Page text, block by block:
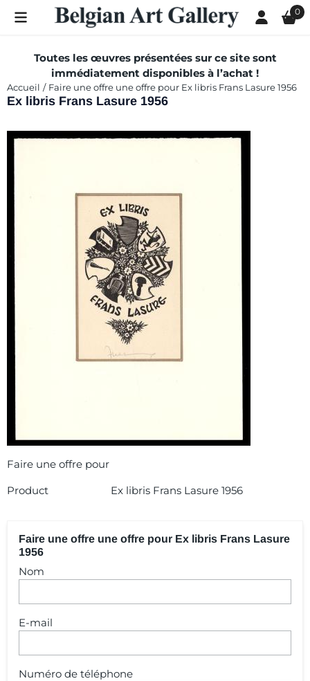
Les préférences de cookies sont actuellement fermées. 0
Toutes les œuvres présentées sur ce site sont
immédiatement disponibles à l’achat !
Accueil / Faire une offre une offre pour Ex libris Frans Lasure 1956
Ex libris Frans Lasure 1956
Faire une offre pour
Product
Ex libris Frans Lasure 1956
Faire une offre une offre pour Ex libris Frans Lasure
1956
Nom
E-mail
Numéro de téléphone